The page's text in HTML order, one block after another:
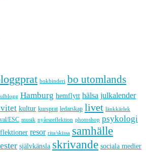
bokbinderi bo utomlands
Hamburg hemflytt hälsa julkalender
kultur kursprat ledarskap livet länkkärlek
ESC musik nyårsreflektion photoshop psykologi
resor rita/skissa samhälle
självkänsla skrivande sociala medier